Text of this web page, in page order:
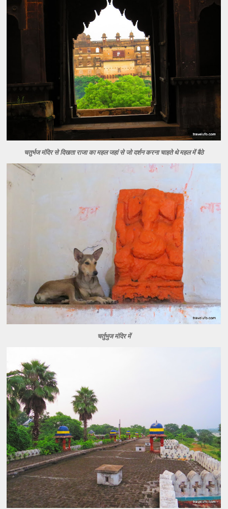
चतुर्भज मंदिर से दिखता राजा का महल जहां से जो दर्शन करना चाहते थे महल में बैठे
चर्तुभुज मंदिर में